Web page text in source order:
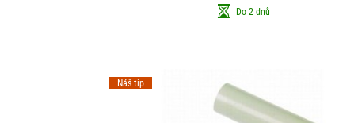
Do 2 dnů
Náš tip